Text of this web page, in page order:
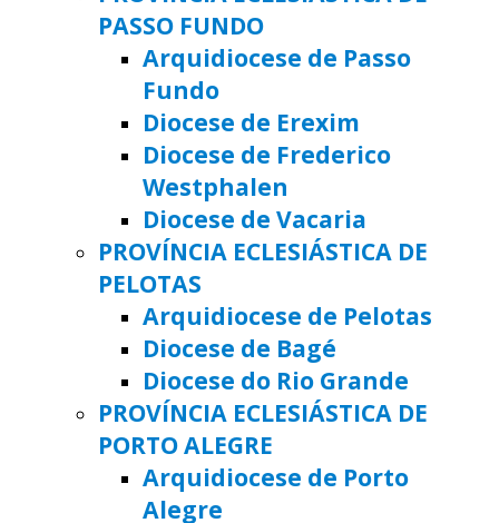
PASSO FUNDO
Arquidiocese de Passo
Fundo
Diocese de Erexim
Diocese de Frederico
Westphalen
Diocese de Vacaria
PROVÍNCIA ECLESIÁSTICA DE
PELOTAS
Arquidiocese de Pelotas
Diocese de Bagé
Diocese do Rio Grande
PROVÍNCIA ECLESIÁSTICA DE
PORTO ALEGRE
Arquidiocese de Porto
Alegre